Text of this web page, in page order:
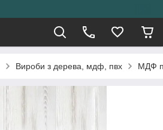
Вироби з дерева, мдф, пвх МДФ